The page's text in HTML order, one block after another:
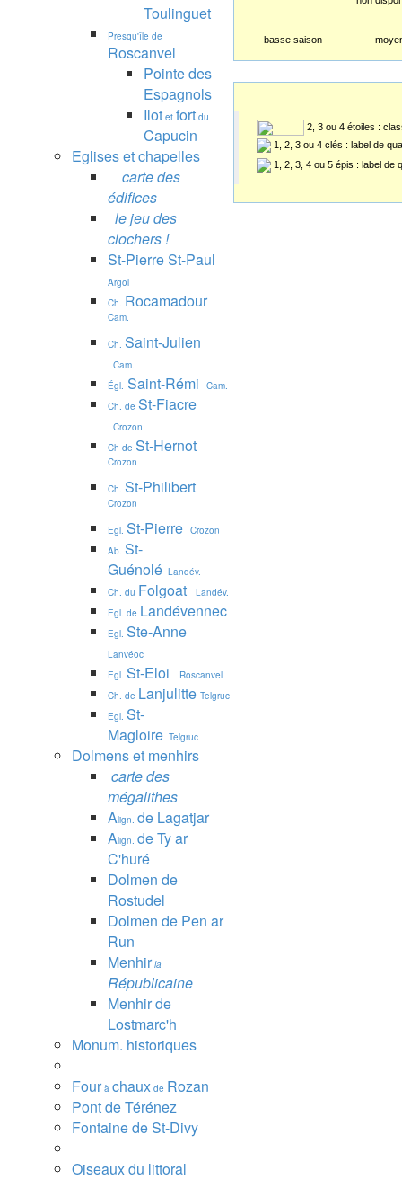
Toulinguet
Presqu'île de
Roscanvel
Pointe des
Espagnols
Ilot et fort du
Capucin
Eglises et chapelles
carte des
édifices
le jeu des
clochers !
St-Pierre St-Paul
Argol
Ch. Rocamadour
Cam.
Ch. Saint-Julien
Cam.
Égl. Saint-Rémi
Cam.
Ch. de St-Fiacre
Crozon
Ch de St-Hernot
Crozon
Ch. St-Philibert
Crozon
Egl. St-Pierre Crozon
Ab. St-
Guénolé Landév.
Ch. du Folgoat
Landév.
Egl. de Landévennec
Egl. Ste-Anne
Lanvéoc
Egl. St-Eloi
Roscanvel
Ch. de Lanjulitte Telgruc
Egl. St-
Magloire Telgruc
Dolmens et menhirs
carte des
mégalithes
Align. de Lagatjar
Align. de Ty ar
C'huré
Dolmen de
Rostudel
Dolmen de Pen ar
Run
Menhir la
Républicaine
Menhir de
Lostmarc'h
Monum. historiques
Four à chaux de Rozan
Pont de Térénez
Fontaine de St-Divy
Oiseaux du littoral
basse saison
2, 3 ou 4 étoiles :
1, 2, 3 ou 4 clés : label de
1, 2, 3, 4 ou 5 épis : label de